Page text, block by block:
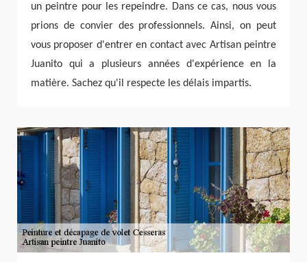
un peintre pour les repeindre. Dans ce cas, nous vous
prions de convier des professionnels. Ainsi, on peut
vous proposer d'entrer en contact avec Artisan peintre
Juanito qui a plusieurs années d'expérience en la
matière. Sachez qu'il respecte les délais impartis.